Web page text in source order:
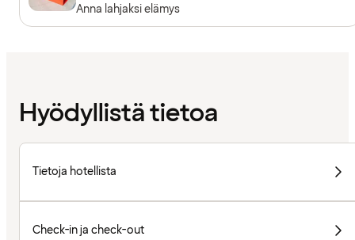
Anna lahjaksi elämys
Hyödyllistä tietoa
Tietoja hotellista
Check-in ja check-out